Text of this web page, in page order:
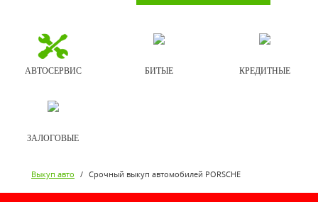
АВТОСЕРВИС БИТЫЕ КРЕДИТНЫЕ
ЗАЛОГОВЫЕ
Выкуп авто / Срочный выкуп автомобилей PORSCHE